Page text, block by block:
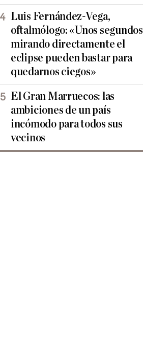
Luis Fernández-Vega,
oftalmólogo: «Unos segundos
mirando directamente el
eclipse pueden bastar para
quedarnos ciegos»
El Gran Marruecos: las
ambiciones de un país
incómodo para todos sus
vecinos